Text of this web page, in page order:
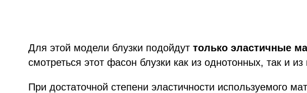
Для этой модели блузки подойдуттолько эластичные
смотреться этот фасон блузки как из однотонных, так и из
При достаточной степени эластичности используемого